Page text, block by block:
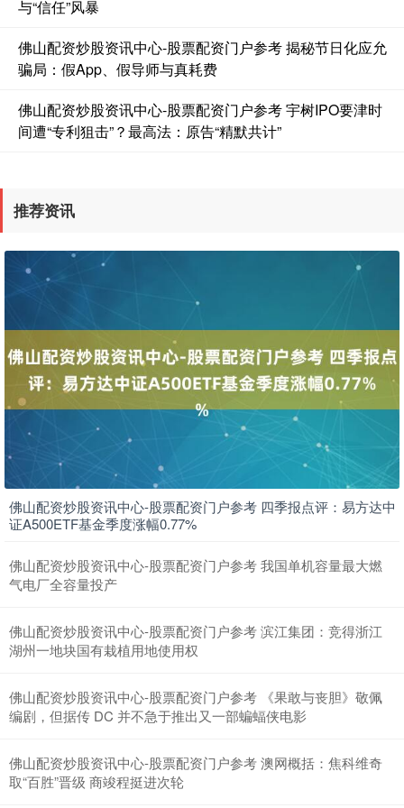
国债指数 229.69 +0.10 +0.04%
上证综指 3940.04 +39.68 +1.02%
深证成指 14311.01 +200.89 +1.42%
与“信任”风暴
佛山配资炒股资讯中心-股票配资门户参考 揭秘节日化应允
骗局：假App、假导师与真耗费
佛山配资炒股资讯中心-股票配资门户参考 宇树IPO要津时
间遭“专利狙击”？最高法：原告“精默共计”
推荐资讯
佛山配资炒股资讯中心-股票配资门户参考 四季报点评：易方达中
证A500ETF基金季度涨幅0.77%
佛山配资炒股资讯中心-股票配资门户参考 我国单机容量最大燃
气电厂全容量投产
佛山配资炒股资讯中心-股票配资门户参考 滨江集团：竞得浙江
湖州一地块国有栽植用地使用权
佛山配资炒股资讯中心-股票配资门户参考 《果敢与丧胆》敬佩
编剧，但据传 DC 并不急于推出又一部蝙蝠侠电影
佛山配资炒股资讯中心-股票配资门户参考 澳网概括：焦科维奇
取“百胜”晋级 商竣程挺进次轮